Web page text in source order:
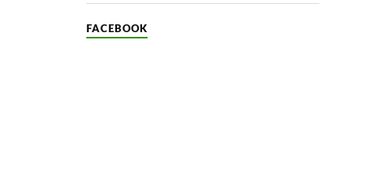
FACEBOOK